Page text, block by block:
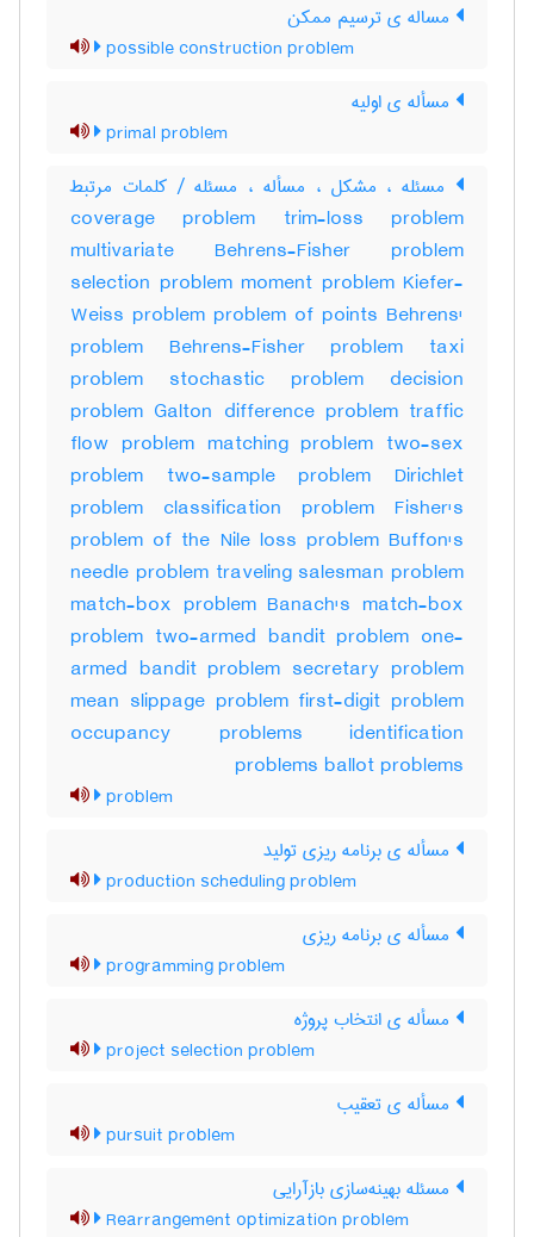
مساله ی ترسیم ممکن
possible construction problem
مسأله ی اولیه
primal problem
مسئله ، مشکل ، مسأله ، مسئله / کلمات مرتبط
coverage problem trim-loss problem
multivariate Behrens-Fisher problem
selection problem moment problem Kiefer-
Weiss problem problem of points Behrens'
problem Behrens-Fisher problem taxi
problem stochastic problem decision
problem Galton difference problem traffic
flow problem matching problem two-sex
problem two-sample problem Dirichlet
problem classification problem Fisher's
problem of the Nile loss problem Buffon's
needle problem traveling salesman problem
match-box problem Banach's match-box
problem two-armed bandit problem one-
armed bandit problem secretary problem
mean slippage problem first-digit problem
occupancy problems identification
problems ballot problems
problem
مسأله ی برنامه ریزی تولید
production scheduling problem
مسأله ی برنامه ریزی
programming problem
مسأله ی انتخاب پروژه
project selection problem
مسأله ی تعقیب
pursuit problem
مسئله بهینه‌سازی بازآرایی
Rearrangement optimization problem